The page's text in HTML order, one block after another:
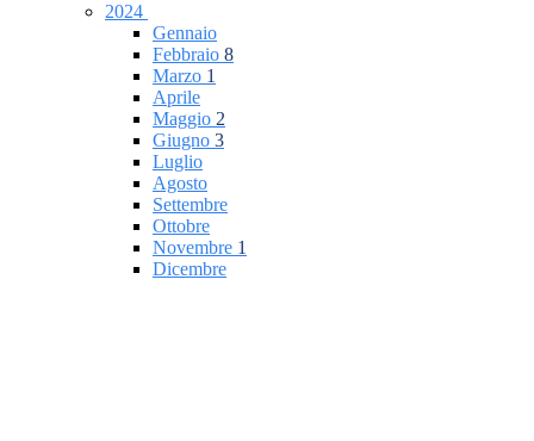
2024
Gennaio
Febbraio 8
Marzo 1
Aprile
Maggio 2
Giugno 3
Luglio
Agosto
Settembre
Ottobre
Novembre 1
Dicembre